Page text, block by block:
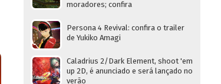
moradores; confira
Persona 4 Revival: confira o trailer
de Yukiko Amagi
Caladrius 2/Dark Element, shoot 'em
up 2D, é anunciado e será lançado no
verão